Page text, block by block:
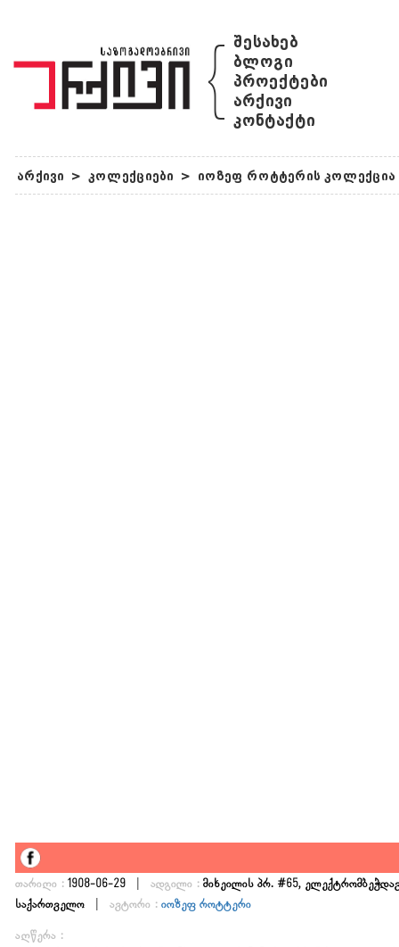
{ შესახებ
ბლოგი
პროექტები
არქივი
კონტაქტი
არქივი > კოლექციები > იოზეფ როტტერის კოლექცია
თარიღი : 1908-06-29 | ადგილი : მიხეილის პრ. #65,
საქართველო
| ავტორი : იოზეფ როტტერი
აღწერა :